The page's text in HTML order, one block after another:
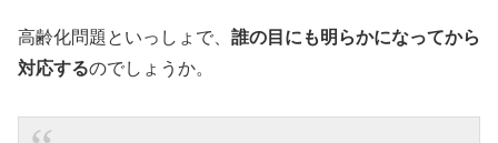
高齢化問題といっしょで、 誰の目にも明らかになってから
対応するのでしょうか。